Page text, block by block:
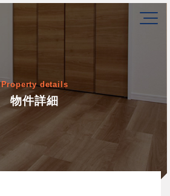
Property details
物件詳細